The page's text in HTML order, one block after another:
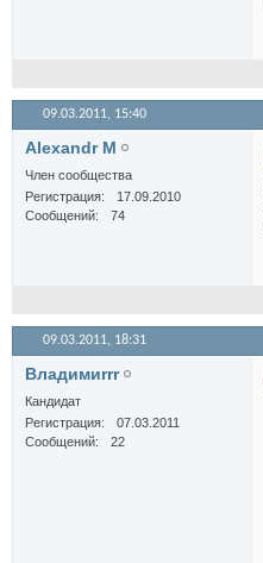
09.03.2011, 15:40
Alexandr M
Член сообщества
Регистрация
17.09.2010
Сообщений
74
09.03.2011, 18:31
Владимиrrr
Кандидат
Регистрация
07.03.2011
Сообщений
22